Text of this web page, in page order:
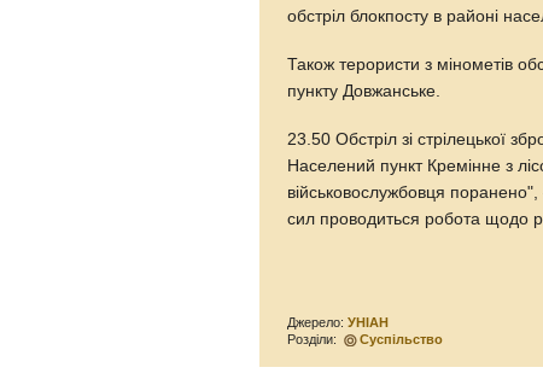
обстріл блокпосту в районі
Також терористи з мінометів
пункту Довжанське.
23.50 Обстріл зі стрілецької
Населений пункт Кремінне з
військовослужбовця
сил проводиться робота щодо
Джерело:УНІАН
Розділи:
Суспільство